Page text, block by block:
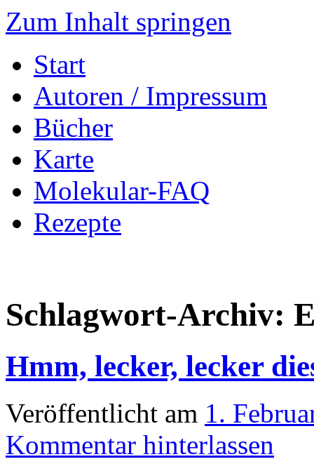
Zum Inhalt springen
Start
Autoren / Impressum
Bücher
Karte
Molekular-FAQ
Rezepte
Schlagwort-Archiv:
Hmm, lecker, lecker
Veröffentlicht am 1.
Kommentar hinterlassen